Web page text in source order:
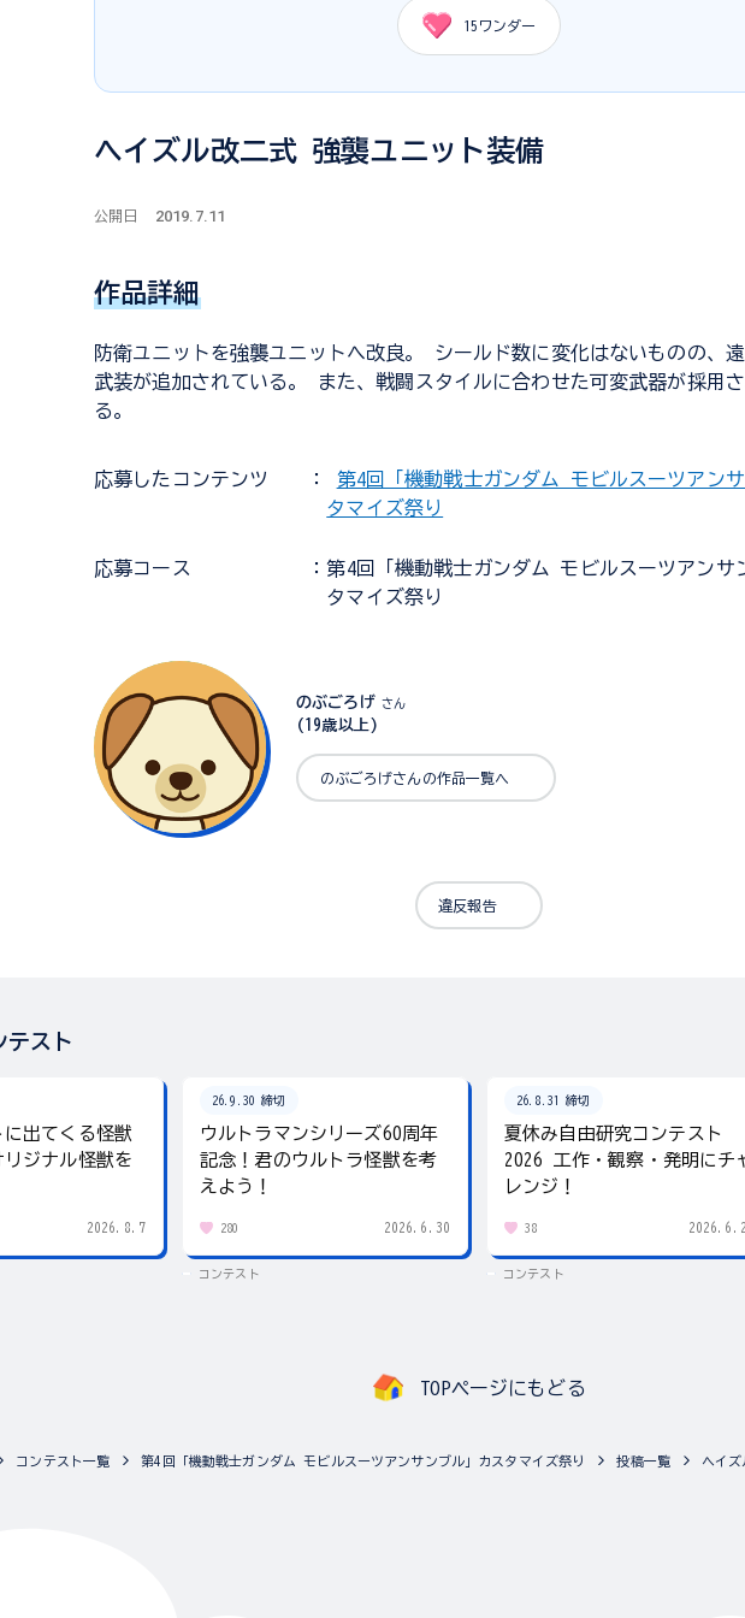
15 ワンダー
ヘイズル改二式 強襲ユニット装備
公開日 2019.7.11
作品詳細
防衛ユニットを強襲ユニットへ改良。 シールド数に変化はないものの、
武装が追加されている。 また、戦闘スタイルに合わせた可変武器が採用
る。
応募した コンテンツ ： 第4回「機動戦士ガンダム モビルスーツアン
タマイズ祭り
応募コース
：第4回「機動戦士ガンダム モビルスーツアンサ
タマイズ祭り
のぶごろげ さん
(19歳以上)
のぶごろげさんの作品一覧へ
違反報告
テスト
に出てくる怪獣
ジナル怪獣を
2026.8.7
26.9.30 締切
ウルトラマンシリーズ60周年
記念！君のウルトラ怪獣を考
えよう！
280 2026.6.30
コンテスト
26.8.31 締切
夏休み自由研究コンテスト
2026 工作・観察・発明にチ
レンジ！
38
コンテスト
TOPページにもどる
コンテスト一覧 第4回「機動戦士ガンダム モビルスーツアンサンブル」カスタマイズ祭り 投稿一覧 ヘイ